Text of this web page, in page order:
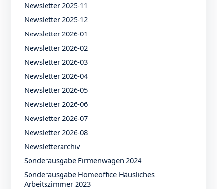
Newsletter 2025-11
Newsletter 2025-12
Newsletter 2026-01
Newsletter 2026-02
Newsletter 2026-03
Newsletter 2026-04
Newsletter 2026-05
Newsletter 2026-06
Newsletter 2026-07
Newsletter 2026-08
Newsletterarchiv
Sonderausgabe Firmenwagen 2024
Sonderausgabe Homeoffice Häusliches
Arbeitszimmer 2023